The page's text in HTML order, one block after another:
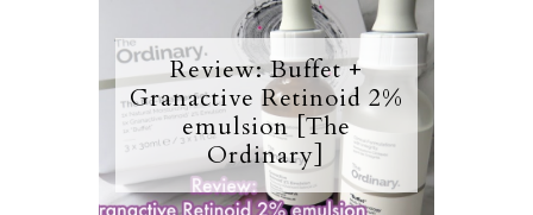
Review: Buffet +
Granactive Retinoid 2%
emulsion [The
Ordinary]